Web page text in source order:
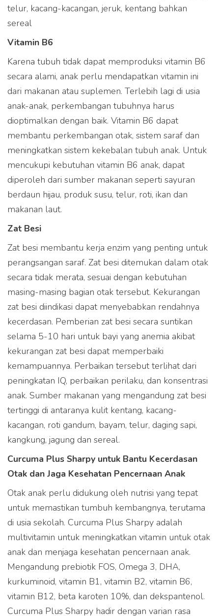
Produk Curcuma Plus
dapat dibeli melalui
partner e-commerce kami
telur, kacang-kacangan, jeruk, kentang bahkan
sereal
Vitamin B6
Karena tubuh tidak dapat memproduksi vitamin B6
secara alami, anak perlu mendapatkan vitamin ini
dari makanan atau suplemen. Terlebih lagi di usia
anak-anak, perkembangan tubuhnya harus
dioptimalkan dengan baik. Vitamin B6 dapat
membantu perkembangan otak, sistem saraf dan
meningkatkan sistem kekebalan tubuh anak. Untuk
mencukupi kebutuhan vitamin B6 anak, dapat
diperoleh dari sumber makanan seperti sayuran
berdaun hijau, produk susu, telur, roti, ikan dan
makanan laut.
Zat Besi
Zat besi membantu kerja enzim yang penting untuk
perangsangan saraf. Zat besi ditemukan dalam otak
secara tidak merata, sesuai dengan kebutuhan
masing-masing bagian otak tersebut. Kekurangan
zat besi diindikasi dapat menyebabkan rendahnya
kecerdasan. Pemberian zat besi secara suntikan
selama 5-10 hari untuk bayi yang anemia akibat
kekurangan zat besi dapat memperbaiki
kemampuannya. Perbaikan tersebut terlihat dari
peningkatan IQ, perbaikan perilaku, dan konsentrasi
anak. Sumber makanan yang mengandung zat besi
tertinggi di antaranya kulit kentang, kacang-
kacangan, roti gandum, bayam, telur, daging sapi,
kangkung, jagung dan sereal.
Curcuma Plus Sharpy untuk Bantu Kecerdasan
Otak dan Jaga Kesehatan Pencernaan Anak
Otak anak perlu didukung oleh nutrisi yang tepat
untuk memastikan tumbuh kembangnya, terutama
di usia sekolah. Curcuma Plus Sharpy adalah
multivitamin untuk meningkatkan vitamin untuk otak
anak dan menjaga kesehatan pencernaan anak.
Mengandung prebiotik FOS, Omega 3, DHA,
kurkuminoid, vitamin B1, vitamin B2, vitamin B6,
vitamin B12, beta karoten 10%, dan dekspantenol.
Curcuma Plus Sharpy hadir dengan varian rasa